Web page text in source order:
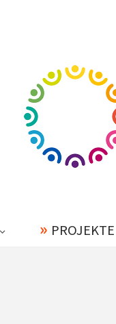
PROJEKTE